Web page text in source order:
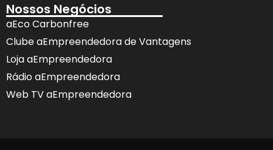
Nossos Negócios
aEco Carbonfree
Clube aEmpreendedora de Vantagens
Loja aEmpreendedora
Rádio aEmpreendedora
Web TV aEmpreendedora